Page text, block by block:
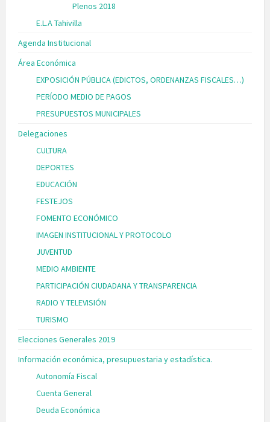
Plenos 2018
E.L.A Tahivilla
Agenda Institucional
Área Económica
EXPOSICIÓN PÚBLICA (EDICTOS, ORDENANZAS FISCALES…)
PERÍODO MEDIO DE PAGOS
PRESUPUESTOS MUNICIPALES
Delegaciones
CULTURA
DEPORTES
EDUCACIÓN
FESTEJOS
FOMENTO ECONÓMICO
IMAGEN INSTITUCIONAL Y PROTOCOLO
JUVENTUD
MEDIO AMBIENTE
PARTICIPACIÓN CIUDADANA Y TRANSPARENCIA
RADIO Y TELEVISIÓN
TURISMO
Elecciones Generales 2019
Información económica, presupuestaria y estadística.
Autonomía Fiscal
Cuenta General
Deuda Económica